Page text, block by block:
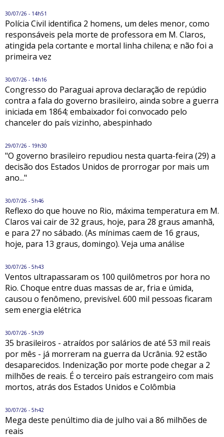
30/07/26 - 14h51
Polícia Civil identifica 2 homens, um deles menor, como
responsáveis pela morte de professora em M. Claros,
atingida pela cortante e mortal linha chilena; e não foi a
primeira vez
30/07/26 - 14h16
Congresso do Paraguai aprova declaração de repúdio
contra a fala do governo brasileiro, ainda sobre a guerra
iniciada em 1864; embaixador foi convocado pelo
chanceler do país vizinho, abespinhado
29/07/26 - 19h30
"O governo brasileiro repudiou nesta quarta-feira (29) a
decisão dos Estados Unidos de prorrogar por mais um
ano..."
30/07/26 - 5h46
Reflexo do que houve no Rio, máxima temperatura em M.
Claros vai cair de 32 graus, hoje, para 28 graus amanhã,
e para 27 no sábado. (As mínimas caem de 16 graus,
hoje, para 13 graus, domingo). Veja uma análise
30/07/26 - 5h43
Ventos ultrapassaram os 100 quilômetros por hora no
Rio. Choque entre duas massas de ar, fria e úmida,
causou o fenômeno, previsível. 600 mil pessoas ficaram
sem energia elétrica
30/07/26 - 5h39
35 brasileiros - atraídos por salários de até 53 mil reais
por mês - já morreram na guerra da Ucrânia. 92 estão
desaparecidos. Indenização por morte pode chegar a 2
milhões de reais. É o terceiro país estrangeiro com mais
mortos, atrás dos Estados Unidos e Colômbia
30/07/26 - 5h42
Mega deste penúltimo dia de julho vai a 86 milhões de
reais